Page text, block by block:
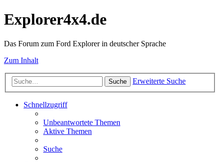
Explorer4x4.de
Das Forum zum Ford Explorer in deutscher Sprache
Zum Inhalt
Suche Erweiterte Suche
Schnellzugriff
Unbeantwortete Themen
Aktive Themen
Suche